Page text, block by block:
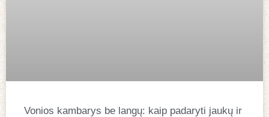
Vonios kambarys be langų: kaip padaryti jaukų ir